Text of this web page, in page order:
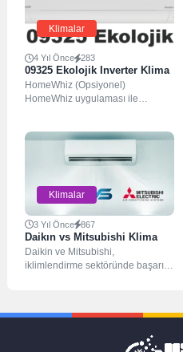
Klimalar
4 Yıl Önce 283
09325 Ekolojik Inverter Klima
HomeWhiz (Opsiyonel)
HomeWhiz uygulaması ile
durumlarını kontrol edebilir,...
Klimalar
3 Yıl Önce 867
Daikın vs Mitsubishi Klima
Daikin ve Mitsubishi,
iklimlendirme sektöründe başarılı